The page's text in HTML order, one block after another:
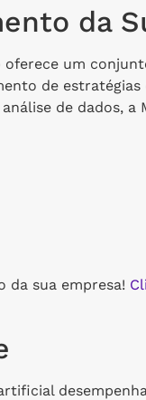
da
oferece um
de
de dados, a
da sua empresa!